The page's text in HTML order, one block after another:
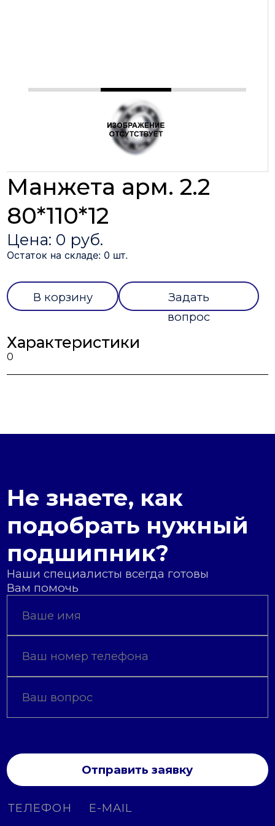
Манжета арм. 2.2
80*110*12
Цена: 0 руб.
Остаток на складе: 0 шт.
В корзину
Задать
вопрос
Характеристики
0
Не знаете, как
подобрать нужный
подшипник?
Наши специалисты всегда готовы
Вам помочь
Отправить заявку
ТЕЛЕФОН E-MAIL